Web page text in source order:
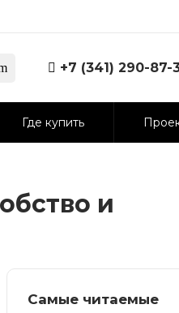
+7 (341) 290-87-
Где купить
и
Самые читаемые